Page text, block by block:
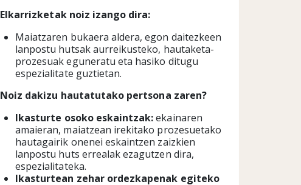
Elkarrizketak noiz izango dira:
Maiatzaren bukaera aldera, egon daitezkeen
lanpostu hutsak aurreikusteko, hautaketa-
prozesuak eguneratu eta hasiko ditugu
espezialitate guztietan.
Noiz dakizu hautatutako pertsona zaren?
Ikasturte osoko eskaintzak:ekainaren
amaieran, maiatzean irekitako prozesuetako
hautagairik onenei eskaintzen zaizkien
lanpostu huts errealak ezagutzen dira,
espezialitateka.
Ikasturtean zehar ordezkapenak egiteko